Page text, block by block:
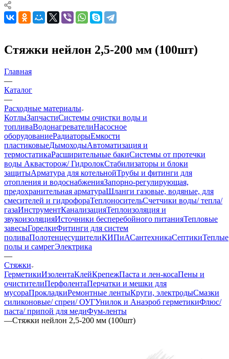
Стяжки нейлон 2,5-200 мм (100шт)
Главная
—
Каталог
—
Расходные материалы
КотлыЗапчастиСистемы очистки воды и
топливаВодонагревателиНасосное
оборудованиеРадиаторыЕмкости
пластиковыеДымоходыАвтоматизация и
термостатикаРасширительные бакиСистемы от протечки
воды Аквасторож/ ГидролокСтабилизаторы и блоки
защитыАрматура для котельнойТрубы и фитинги для
отопления и водоснабженияЗапорно-регулирующая,
предохранительная арматураШланги газовые, водяные, для
смесителей и гидрофораТеплоносительСчетчики воды/ тепла/
газаИнструментКанализацияТеплоизоляция и
звукоизоляцияИсточники бесперебойного питанияТепловые
завесыГорелкиФитинги для систем
поливаПолотенцесушителиКИПиАСантехникаСептикиТеплые
полы и самрегЭлектрика
—
Стяжки
ГерметикиИзолентаКлейКрепежПаста и лен-косаПены и
очистителиПерфолентаПерчатки и мешки для
мусораПрокладкиРемонтные лентыКруги, электродыСмазки
силиконовые/ спреи/ ОУГУнилок и Анаэроб герметикиФлюс/
паста/ припой для медиФум-ленты
—Стяжки нейлон 2,5-200 мм (100шт)